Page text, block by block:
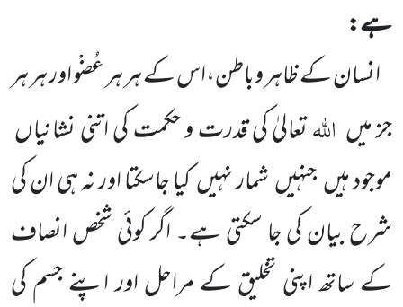
ہے:
انسان کے ظاہر وباطن،اس کے ہر ہر عُضْو اور ہر ہر
جز میں اللہتعالیٰ کی قدرت و حکمت کی اتنی نشانیاں
موجود ہیںجنہیںشمار نہیںکیا جاسکتا اور نہ ہی ان کی
شرح بیان کی جا سکتی ہے۔ اگر کوئی شخص انصاف
کے ساتھ اپنی تخلیق کے مراحل اور اپنے جسم کی